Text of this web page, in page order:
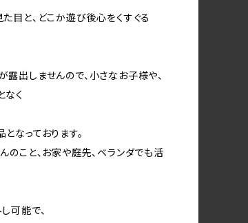
目と、どこか遊び後心をくすぐる
出しませんので、小さなお子様や、
なく
なっております。
のこと、お家や庭先、ベランダでも活
可能で、